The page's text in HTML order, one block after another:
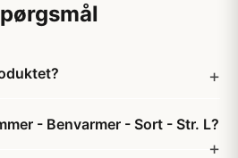
- Benvarmer - Sort - Str. L?